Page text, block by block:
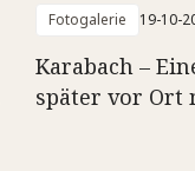
Fotogalerie 19-10-
Karabach –
später vor Ort